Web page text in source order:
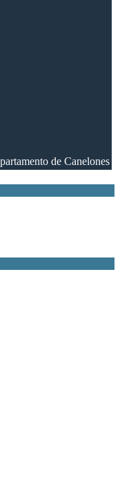
de Canelones